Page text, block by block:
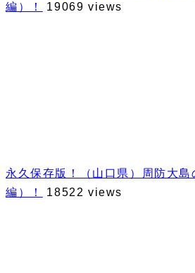
編）！
19069 views
永久保存版！（山口県）周防大島
編）！
18522 views